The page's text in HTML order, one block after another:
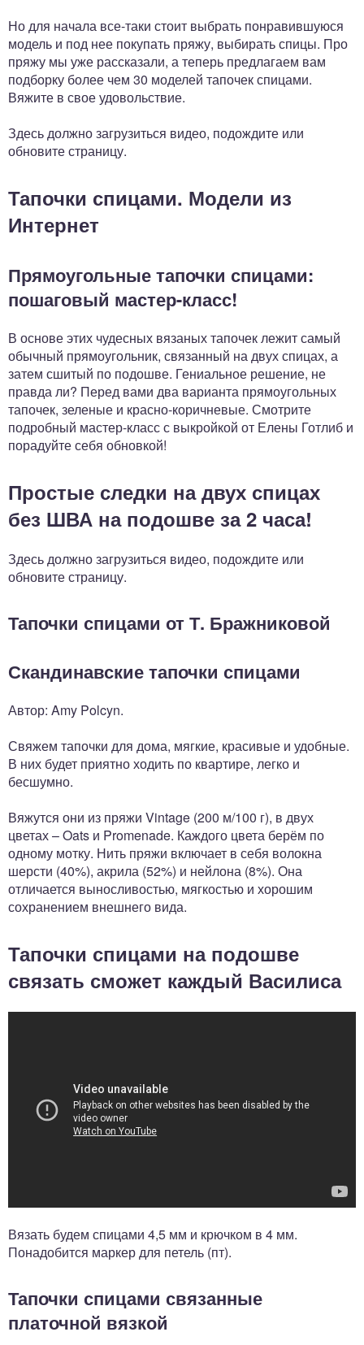
Но для начала все-таки стоит выбрать понравившуюся
модель и под нее покупать пряжу, выбирать спицы. Про
пряжу мы уже рассказали, а теперь предлагаем вам
подборку более чем 30 моделей тапочек спицами.
Вяжите в свое удовольствие.
Здесь должно загрузиться видео, подождите или
обновите страницу.
Тапочки спицами. Модели из
Интернет
Прямоугольные тапочки спицами:
пошаговый мастер-класс!
В основе этих чудесных вязаных тапочек лежит самый
обычный прямоугольник, связанный на двух спицах, а
затем сшитый по подошве. Гениальное решение, не
правда ли? Перед вами два варианта прямоугольных
тапочек, зеленые и красно-коричневые. Смотрите
подробный мастер-класс с выкройкой от Елены Готлиб и
порадуйте себя обновкой!
Простые следки на двух спицах
без ШВА на подошве за 2 часа!
Здесь должно загрузиться видео, подождите или
обновите страницу.
Тапочки спицами от Т. Бражниковой
Скандинавские тапочки спицами
Автор: Amy Polcyn.
Свяжем тапочки для дома, мягкие, красивые и удобные.
В них будет приятно ходить по квартире, легко и
бесшумно.
Вяжутся они из пряжи Vintage (200 м/100 г), в двух
цветах – Oats и Promenade. Каждого цвета берём по
одному мотку. Нить пряжи включает в себя волокна
шерсти (40%), акрила (52%) и нейлона (8%). Она
отличается выносливостью, мягкостью и хорошим
сохранением внешнего вида.
Тапочки спицами на подошве
связать сможет каждый Василиса
Вязать будем спицами 4,5 мм и крючком в 4 мм.
Понадобится маркер для петель (пт).
Тапочки спицами связанные
платочной вязкой